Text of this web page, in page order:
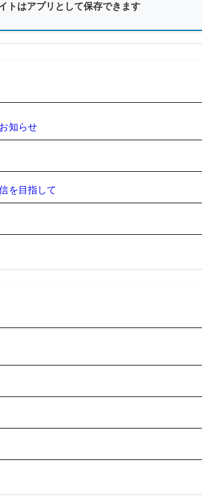
トはアプリとして保存できます
知らせ
を目指して